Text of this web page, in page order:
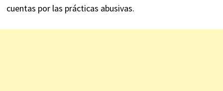
cuentas por las prácticas abusivas.